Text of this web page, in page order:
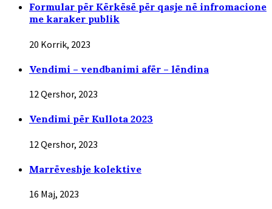
Formular për Kërkësë për qasje në infromacione
me karaker publik
20 Korrik, 2023
Vendimi – vendbanimi afër – lëndina
12 Qershor, 2023
Vendimi për Kullota 2023
12 Qershor, 2023
Marrëveshje kolektive
16 Maj, 2023